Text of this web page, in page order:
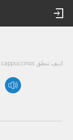
كيف تنطق cappuccinos بالإنجليزية